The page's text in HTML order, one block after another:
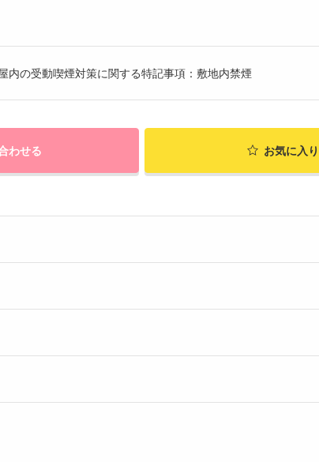
内の受動喫煙対策に関する特記事項：敷地内禁煙
わせる お気に入